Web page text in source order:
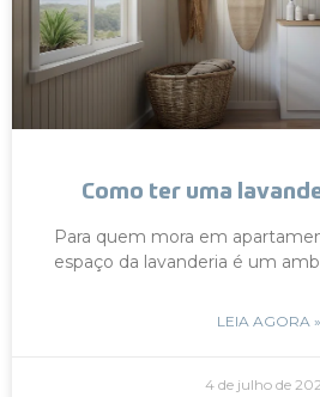
Como ter uma
Para quem mora em
espaço da lavanderia é um
LEIA AGORA »
4 de julho de